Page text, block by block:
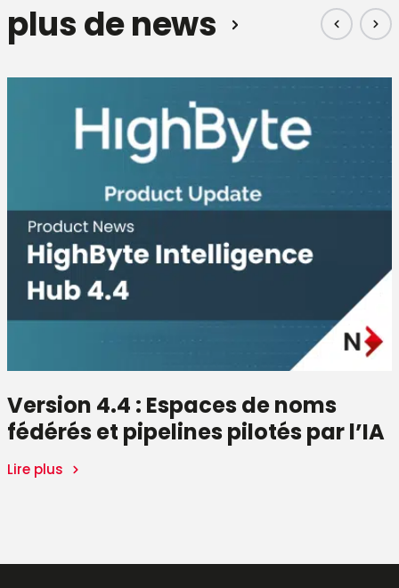
plus de news
Version 4.4 : Espaces de noms
fédérés et pipelines pilotés par l’IA
Lire plus